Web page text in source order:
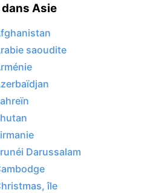
dans Asie
saoudite
Darussalam
île